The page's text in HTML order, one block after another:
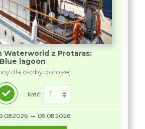
Waterworld z Protaras:
lagoon
dla osoby dorosłej
Ilość:
→ 09.08.2026